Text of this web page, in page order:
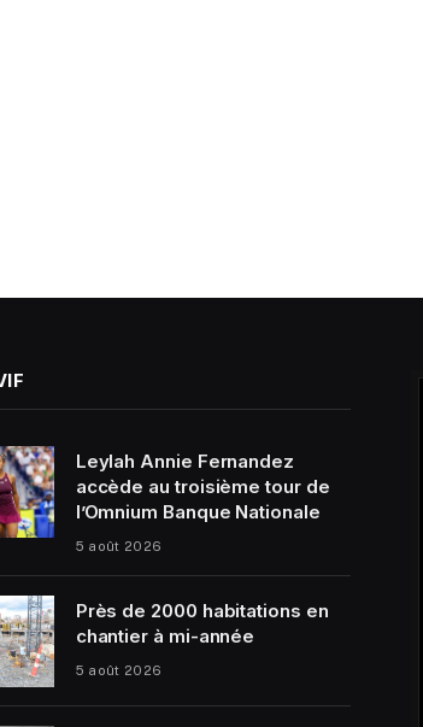
Leylah Annie Fernandez
accède au troisième tour de
l’Omnium Banque Nationale
5 août 2026
Près de 2000 habitations en
chantier à mi-année
5 août 2026